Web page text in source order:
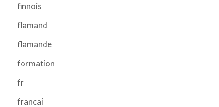
finnois
flamand
flamande
formation
fr
francai